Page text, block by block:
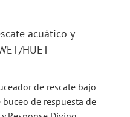
acuático y
HUET
de rescate bajo
de respuesta de